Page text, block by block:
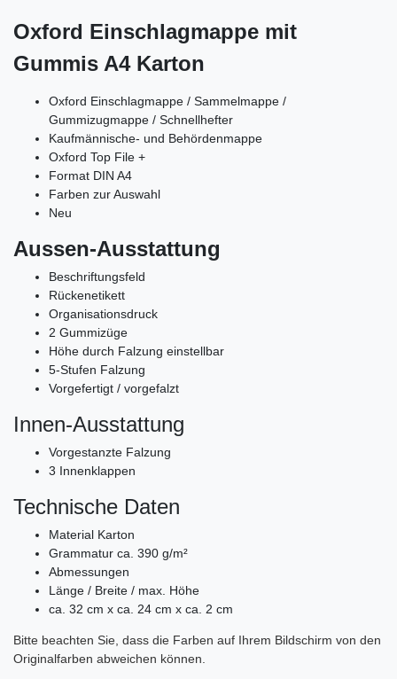
Oxford Einschlagmappe mit
Gummis A4 Karton
Oxford Einschlagmappe / Sammelmappe /
Gummizugmappe / Schnellhefter
Kaufmännische- und Behördenmappe
Oxford Top File +
Format DIN A4
Farben zur Auswahl
Neu
Aussen-Ausstattung
Beschriftungsfeld
Rückenetikett
Organisationsdruck
2 Gummizüge
Höhe durch Falzung einstellbar
5-Stufen Falzung
Vorgefertigt / vorgefalzt
Innen-Ausstattung
Vorgestanzte Falzung
3 Innenklappen
Technische Daten
Material Karton
Grammatur ca. 390 g/m²
Abmessungen
Länge / Breite / max. Höhe
ca. 32 cm x ca. 24 cm x ca. 2 cm
Bitte beachten Sie, dass die Farben auf Ihrem Bildschirm von den
Originalfarben abweichen können.